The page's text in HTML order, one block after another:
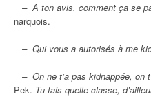
– A ton avis, comment ça se
narquois.
– Qui vous a autorisés à me
– On ne t’a pas kidnappée, on
Pek. Tu fais quelle classe,